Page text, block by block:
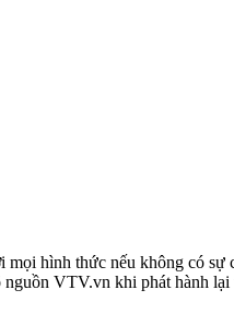
mọi hình thức nếu không có sự
nguồn VTV.vn khi phát hành